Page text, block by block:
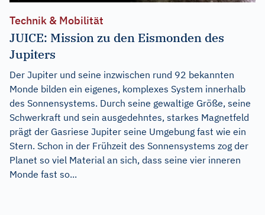
Technik & Mobilität
JUICE: Mission zu den Eismonden des
Jupiters
Der Jupiter und seine inzwischen rund 92 bekannten
Monde bilden ein eigenes, komplexes System innerhalb
des Sonnensystems. Durch seine gewaltige Größe, seine
Schwerkraft und sein ausgedehntes, starkes Magnetfeld
prägt der Gasriese Jupiter seine Umgebung fast wie ein
Stern. Schon in der Frühzeit des Sonnensystems zog der
Planet so viel Material an sich, dass seine vier inneren
Monde fast so...